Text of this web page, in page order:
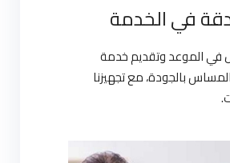
في الخدمة
في الموعد وتقديم خدمة
بالجودة، مع تجهيزنا